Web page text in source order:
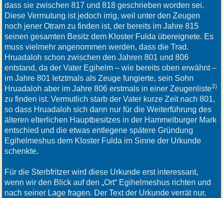
dass sie zwischen 817 und 818 geschrieben worden sei.
Diese Vermutung ist jedoch irrig, weil unter den Zeugen
noch jener Otram zu finden ist, der bereits im Jahre 815
seinen gesamten Besitz dem Kloster Fulda übereignete. Es
muss vielmehr angenommen werden, dass die Trad.
Hruadaloh schon zwischen den Jahren 801 und 806
entstand, da der Vater Egihelm – wie bereits oben erwähnt –
im Jahre 801 letztmals als Zeuge fungierte, sein Sohn
Hruadaloh aber im Jahre 806 erstmals in einer Zeugenliste3)
zu finden ist. Vermutlich starb der Vater kurze Zeit nach 801,
so dass Hruadaloh sich dann nur für die Weiterführung des
älteren elterlichen Hauptbesitzes in der Hammelburger Mark
entschied und die etwas entlegene spätere Gründung
Egihelmeshus dem Kloster Fulda im Sinne der Urkunde
schenkte.
Für die Sterbfritzer wird diese Urkunde erst interessant,
wenn wir den Blick auf den „Ort“ Egihelmeshus richten und
nach seiner Lage fragen. Der Text der Urkunde verrät nur,